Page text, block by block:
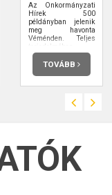
Az Önkormányzati
Hírek 500
példányban jelenik
meg havonta
Véménden. Teljes
terjedelmében
elolvashatja.
TOVÁBB